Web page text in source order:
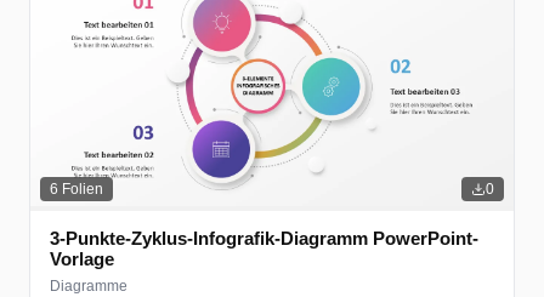
6 Folien 0
3-Punkte-Zyklus-Infografik-Diagramm PowerPoint-
Vorlage
Diagramme